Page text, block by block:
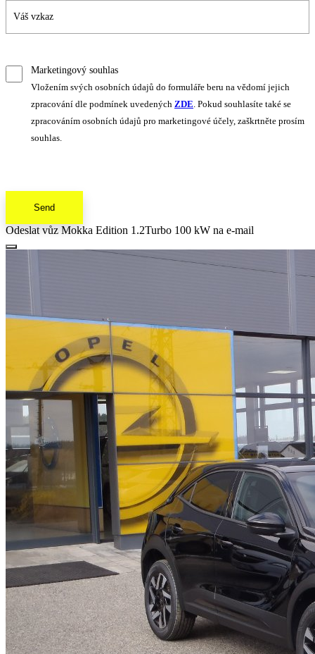
Marketingový souhlas
Vložením svých osobních údajů do formuláře beru na vědomí jejich
zpracování dle podmínek uvedených ZDE . Pokud souhlasíte také se
zpracováním osobních údajů pro marketingové účely, zaškrtněte prosím
souhlas.
Send
Odeslat vůz Mokka Edition 1.2Turbo 100 kW na e-mail